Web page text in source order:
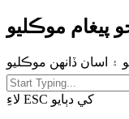
۽ اسان ڏانهن موڪليو
لاءِ ESC کي دٻايو